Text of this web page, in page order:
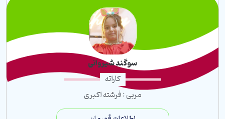
سوگند شیروانی
کاراته
مربی : فرشته اکبری